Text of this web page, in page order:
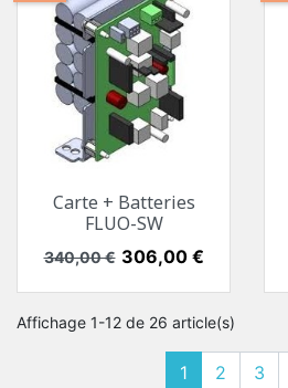
Carte + Batteries
FLUO-SW
Prix de base
340,00 € Prix
306,00 €
Affichage 1-12 de 26 article(s)
1 2 3